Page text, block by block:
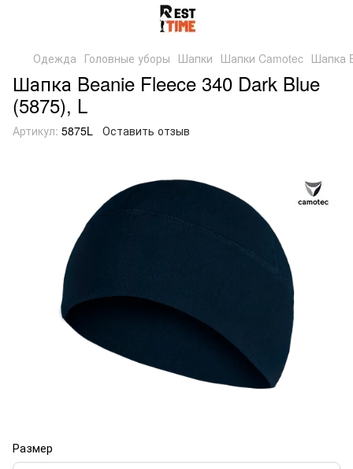
Одежда Головные уборы Шапки Шапки Camotec Шапка
Шапка Beanie Fleece 340 Dark Blue
(5875), L
Артикул: 5875L Оставить отзыв
Размер